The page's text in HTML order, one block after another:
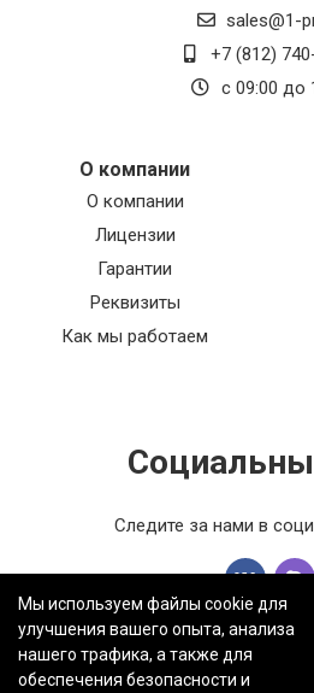
sales@1-
+7 (812)
с 09:00 до
О компании
О компании
Лицензии
Гарантии
Реквизиты
Как мы работаем
Следите за нами в
Мы используем файлы cookie для
улучшения вашего опыта, анализа
нашего трафика, а также для
обеспечения безопасности и